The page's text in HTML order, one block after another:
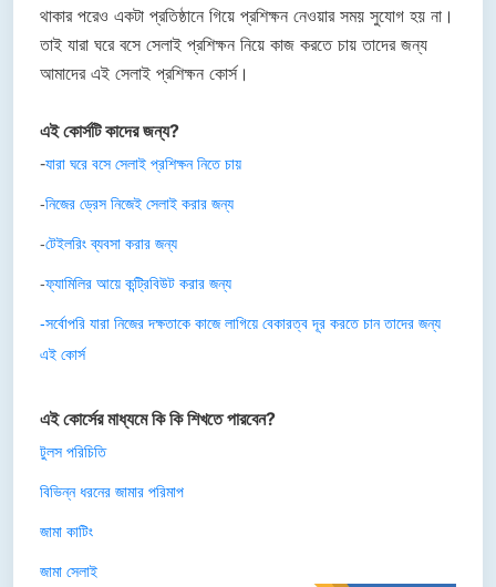
থাকার পরেও একটা প্রতিষ্ঠানে গিয়ে প্রশিক্ষন নেওয়ার সময় সুযোগ হয় না।
তাই যারা ঘরে বসে সেলাই প্রশিক্ষন নিয়ে কাজ করতে চায় তাদের জন্য
আমাদের এই সেলাই প্রশিক্ষন কোর্স।
এই কোর্সটি কাদের জন্য?
-যারা ঘরে বসে সেলাই প্রশিক্ষন নিতে চায়
-নিজের ড্রেস নিজেই সেলাই করার জন্য
-টেইলরিং ব্যবসা করার জন্য
-ফ্যামিলির আয়ে কন্ট্রিবিউট করার জন্য
-সর্বোপরি যারা নিজের দক্ষতাকে কাজে লাগিয়ে বেকারত্ব দূর করতে চান তাদের জন্য
এই কোর্স
এই কোর্সের মাধ্যমে কি কি শিখতে পারবেন?
টুলস পরিচিতি
বিভিন্ন ধরনের জামার পরিমাপ
জামা কাটিং
জামা সেলাই